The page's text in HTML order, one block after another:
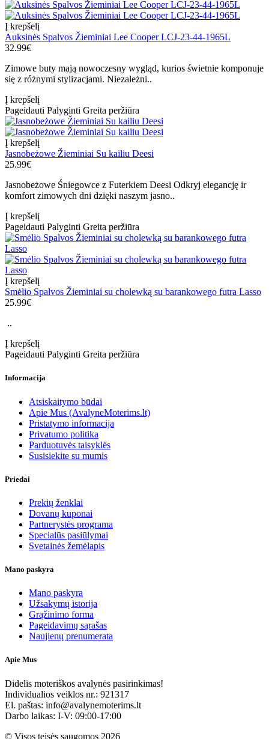
Į krepšelį
Auksinės Spalvos Žieminiai Lee Cooper LCJ-23-44-1965L
32.99€
Zimowe buty mają nowoczesny wygląd, kurios świetnie komponuje
się z różnymi stylizacjami. Niezależni..
Į krepšelį
Pageidauti Palyginti Greita peržiūra
Į krepšelį
Jasnobeżowe Žieminiai Su kailiu Deesi
25.99€
Jasnobeżowe Śniegowce z Futerkiem Deesi Odkryj elegancję ir
komfort zimowych dni dzięki naszym jasno..
Į krepšelį
Pageidauti Palyginti Greita peržiūra
Į krepšelį
Smėlio Spalvos Žieminiai su cholewką su barankowego futra Lasso
25.99€
..
Į krepšelį
Pageidauti Palyginti Greita peržiūra
Informacija
Atsiskaitymo būdai
Apie Mus (AvalyneMoterims.lt)
Pristatymo informacija
Privatumo politika
Parduotuvės taisyklės
Susisiekite su mumis
Priedai
Prekių ženklai
Dovanų kuponai
Partnerystės programa
Specialūs pasiūlymai
Svetainės žemėlapis
Mano paskyra
Mano paskyra
Užsakymų istorija
Grąžinimo forma
Pageidavimų sąrašas
Naujienų prenumerata
Apie Mus
Didelis moteriškos avalynės pasirinkimas!
Individualios veiklos nr.: 921317
El. paštas: info@avalynemoterims.lt
Darbo laikas: I-V: 09:00-17:00
© Visos teisės saugomos 2026